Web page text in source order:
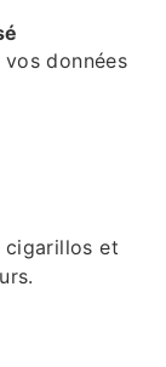
données
cigarillos et